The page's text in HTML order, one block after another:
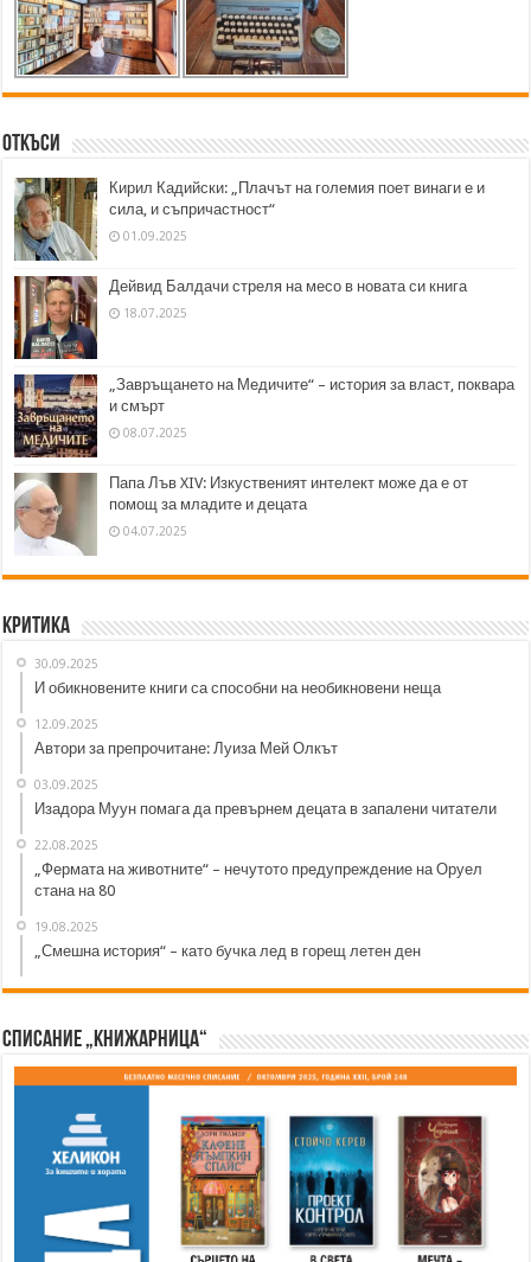
Откъси
Кирил Кадийски: „Плачът на големия поет винаги е и
сила, и съпричастност“
01.09.2025
Дейвид Балдачи стреля на месо в новата си книга
18.07.2025
„Завръщането на Медичите“ – история за власт, поквара
и смърт
08.07.2025
Папа Лъв XIV: Изкуственият интелект може да е от
помощ за младите и децата
04.07.2025
Критика
30.09.2025
И обикновените книги са способни на необикновени неща
12.09.2025
Автори за препрочитане: Луиза Мей Олкът
03.09.2025
Изадора Муун помага да превърнем децата в запалени читатели
22.08.2025
„Фермата на животните“ – нечутото предупреждение на Оруел
стана на 80
19.08.2025
„Смешна история“ – като бучка лед в горещ летен ден
Списание „Книжарница“